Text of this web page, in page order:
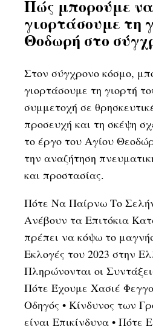
Πώς μπορούμε να
γιορτάσουμε τη
Θοδωρή στο
Στον σύγχρονο κόσμο,
γιορτάσουμε τη γιορτή
συμμετοχή σε
προσευχή και τη σκέψη
το έργο του Αγίου
την αναζήτηση
και προστασίας.
Πότε Να Παίρνω Το
Ανέβουν τα Επιτόκια
πρέπει να κόψω το
Εκλογές του 2023 στην
Πληρώνονται οι
Πότε Έχουμε Χασιέ
Οδηγός • Κίνδυνος των
είναι Επικίνδυνα • Πότε